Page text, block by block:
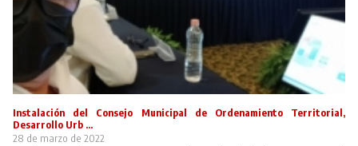
Instalación del Consejo Municipal de Ordenamiento Territorial,
Desarrollo Urb ...
28 de marzo de 2022